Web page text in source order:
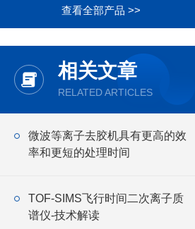
查看全部产品 >>
相关文章
RELATED ARTICLES
微波等离子去胶机具有更高的效
率和更短的处理时间
TOF-SIMS飞行时间二次离子质
谱仪-技术解读